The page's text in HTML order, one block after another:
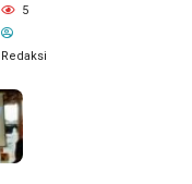
5
Redaksi